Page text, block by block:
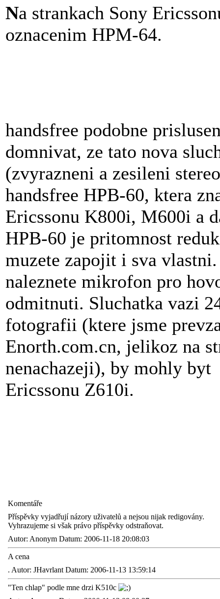
Na strankach Sony
oznacenim HPM-64.
handsfree podobne
domnivat, ze tato nova
(zvyrazneni a zesileni
handsfree HPB-60, ktera
Ericssonu K800i, M600i a
HPB-60 je pritomnost
muzete zapojit i sva
naleznete mikrofon pro
odmitnuti. Sluchatka vazi
fotografii (ktere jsme
Enorth.com.cn, jelikoz na
nenachazeji), by mohly
Ericssonu Z610i.
Komentáře
Příspěvky vyjadřují názory uživatelů a nejsou nijak redigovány.
Vyhrazujeme si však právo příspěvky odstraňovat.
Autor: Anonym Datum: 2006-11-18 20:08:03
A cena
. Autor: JHavrlant Datum: 2006-11-13 13:59:14
"Ten chlap" podle mne drzi K510c